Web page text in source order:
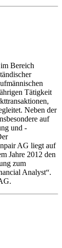
Bereich
Tätigkeit
Neben der
auf
und -
AG liegt auf
Jahre 2012 den
zum
Analyst“.